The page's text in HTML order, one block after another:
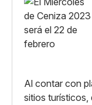
Al contar con
sitios turísticos,